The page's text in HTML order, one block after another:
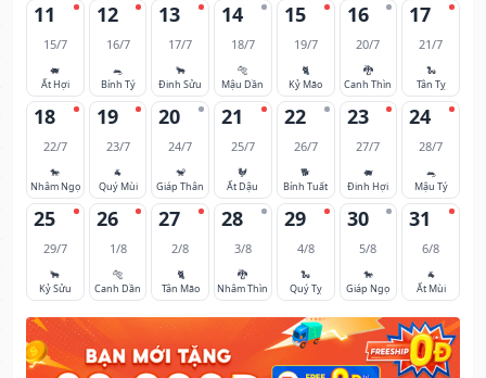
11
15/7
🐖
Ất Hợi
12
16/7
🐀
Bính Tý
13
17/7
🐂
Đinh Sửu
14
18/7
🐅
Mậu Dần
15
19/7
🐈
Kỷ Mão
16
20/7
🐉
Canh Thìn
17
21/7
🐍
Tân Tỵ
18
22/7
🐎
Nhâm Ngọ
19
23/7
🐐
Quý Mùi
20
24/7
🐒
Giáp Thân
21
25/7
🐓
Ất Dậu
22
26/7
🐕
Bính Tuất
23
27/7
🐖
Đinh Hợi
24
28/7
🐀
Mậu Tý
25
29/7
🐂
Kỷ Sửu
26
1/8
🐅
Canh Dần
27
2/8
🐈
Tân Mão
28
3/8
🐉
Nhâm Thìn
29
4/8
🐍
Quý Tỵ
30
5/8
🐎
Giáp Ngọ
31
6/8
🐐
Ất Mùi